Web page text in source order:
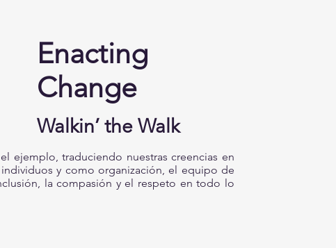
Enacting
Change
Walkin’ the Walk
ejemplo, traduciendo nuestras creencias en
y como organización, el equipo de
la compasión y el respeto en todo lo